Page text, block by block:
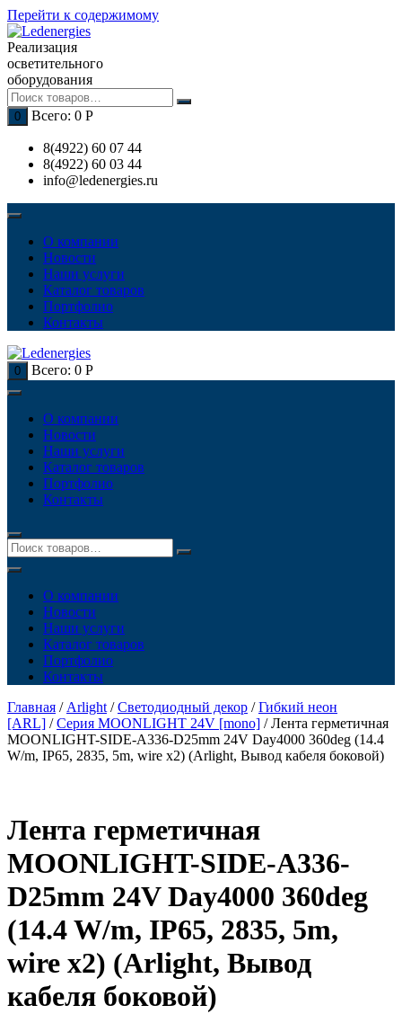
Перейти к содержимому
Реализация
осветительного
оборудования
0 Всего: 0 Р
8(4922) 60 07 44
8(4922) 60 03 44
info@ledenergies.ru
О компании
Новости
Наши услуги
Каталог товаров
Портфолио
Контакты
0 Всего: 0 Р
О компании
Новости
Наши услуги
Каталог товаров
Портфолио
Контакты
О компании
Новости
Наши услуги
Каталог товаров
Портфолио
Контакты
Главная / Arlight /Светодиодный декор /Гибкий неон
[ARL] /Серия MOONLIGHT 24V [mono] / Лента герметичная
MOONLIGHT-SIDE-A336-D25mm 24V Day4000 360deg (14.4
W/m, IP65, 2835, 5m, wire x2) (Arlight, Вывод кабеля боковой)
Лента герметичная
MOONLIGHT-SIDE-A336-
D25mm 24V Day4000 360deg
(14.4 W/m, IP65, 2835, 5m,
wire x2) (Arlight, Вывод
кабеля боковой)